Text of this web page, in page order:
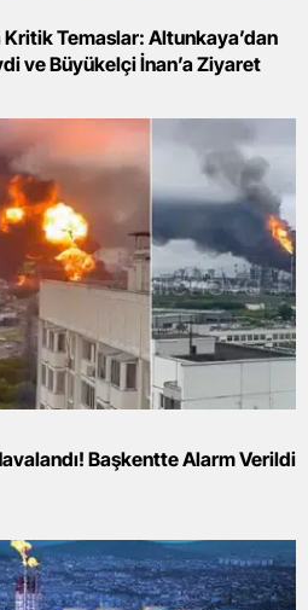
Temaslar: Altunkaya’dan
ve Büyükelçi İnan’a Ziyaret
Başkentte Alarm Verildi